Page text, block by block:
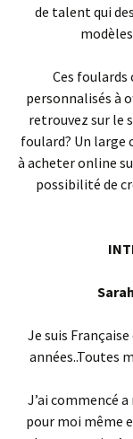
de talent qui
Ces
personnalisés à
retrouvez sur le
foulard? Un large
à acheter online
possibilité de
Je suis
années..Toutes
J’ai commencé
pour moi même